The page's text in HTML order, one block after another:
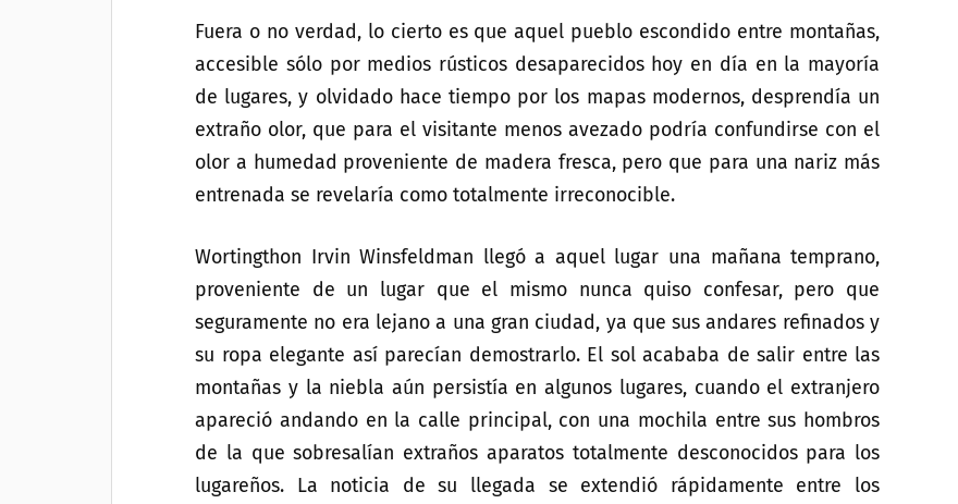
Fuera o no verdad, lo cierto es que aquel pueblo escondido entre montañas,
accesible sólo por medios rústicos desaparecidos hoy en día en la mayoría
de lugares, y olvidado hace tiempo por los mapas modernos, desprendía un
extraño olor, que para el visitante menos avezado podría confundirse con el
olor a humedad proveniente de madera fresca, pero que para una nariz más
entrenada se revelaría como totalmente irreconocible.
Wortingthon Irvin Winsfeldman llegó a aquel lugar una mañana temprano,
proveniente de un lugar que el mismo nunca quiso confesar, pero que
seguramente no era lejano a una gran ciudad, ya que sus andares refinados y
su ropa elegante así parecían demostrarlo. El sol acababa de salir entre las
montañas y la niebla aún persistía en algunos lugares, cuando el extranjero
apareció andando en la calle principal, con una mochila entre sus hombros
de la que sobresalían extraños aparatos totalmente desconocidos para los
lugareños. La noticia de su llegada se extendió rápidamente entre los